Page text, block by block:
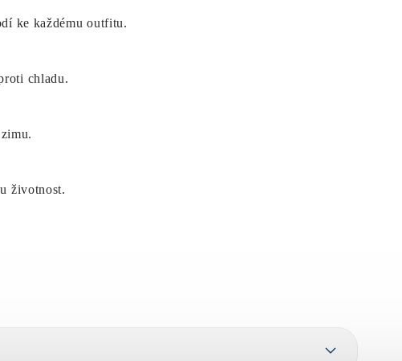
ke každému outfitu.
chladu.
životnost.